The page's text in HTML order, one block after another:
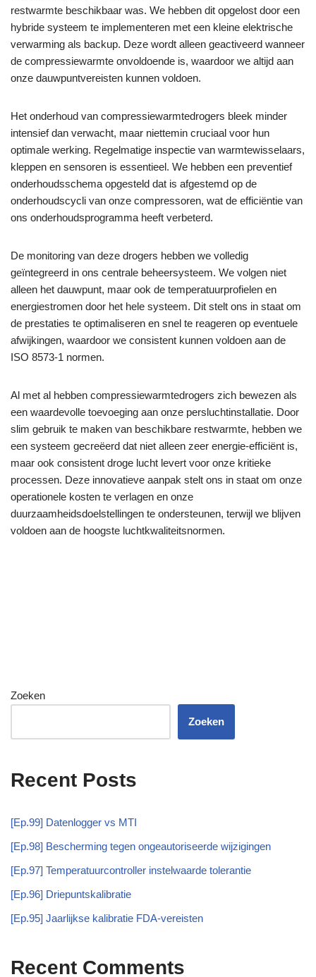
restwarmte beschikbaar was. We hebben dit opgelost door een
hybride systeem te implementeren met een kleine elektrische
verwarming als backup. Deze wordt alleen geactiveerd wanneer
de compressiewarmte onvoldoende is, waardoor we altijd aan
onze dauwpuntvereisten kunnen voldoen.
Het onderhoud van compressiewarmtedrogers bleek minder
intensief dan verwacht, maar niettemin cruciaal voor hun
optimale werking. Regelmatige inspectie van warmtewisselaars,
kleppen en sensoren is essentieel. We hebben een preventief
onderhoudsschema opgesteld dat is afgestemd op de
onderhoudscycli van onze compressoren, wat de efficiëntie van
ons onderhoudsprogramma heeft verbeterd.
De monitoring van deze drogers hebben we volledig
geïntegreerd in ons centrale beheersysteem. We volgen niet
alleen het dauwpunt, maar ook de temperatuurprofielen en
energiestromen door het hele systeem. Dit stelt ons in staat om
de prestaties te optimaliseren en snel te reageren op eventuele
afwijkingen, waardoor we consistent kunnen voldoen aan de
ISO 8573-1 normen.
Al met al hebben compressiewarmtedrogers zich bewezen als
een waardevolle toevoeging aan onze persluchtinstallatie. Door
slim gebruik te maken van beschikbare restwarmte, hebben we
een systeem gecreëerd dat niet alleen zeer energie-efficiënt is,
maar ook consistent droge lucht levert voor onze kritieke
processen. Deze innovatieve aanpak stelt ons in staat om onze
operationele kosten te verlagen en onze
duurzaamheidsdoelstellingen te ondersteunen, terwijl we blijven
voldoen aan de hoogste luchtkwaliteitsnormen.
Zoeken
Zoeken
Recent Posts
[Ep.99] Datenlogger vs MTI
[Ep.98] Bescherming tegen ongeautoriseerde wijzigingen
[Ep.97] Temperatuurcontroller instelwaarde tolerantie
[Ep.96] Driepuntskalibratie
[Ep.95] Jaarlijkse kalibratie FDA-vereisten
Recent Comments